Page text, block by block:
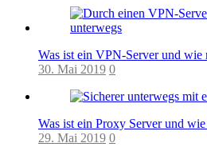
Was ist ein VPN-Server und wie
30. Mai 2019 0
Was ist ein Proxy Server und
29. Mai 2019 0